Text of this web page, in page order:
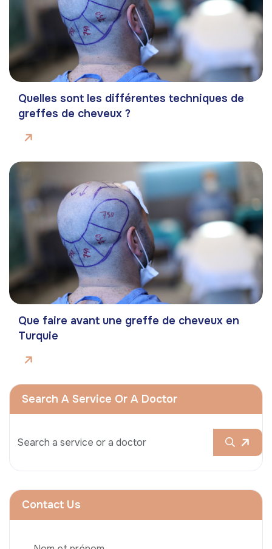
Quelles sont les différentes techniques de
greffes de cheveux ?
Que faire avant une greffe de cheveux en
Turquie
Search A Service Or A Doctor
Contact Us